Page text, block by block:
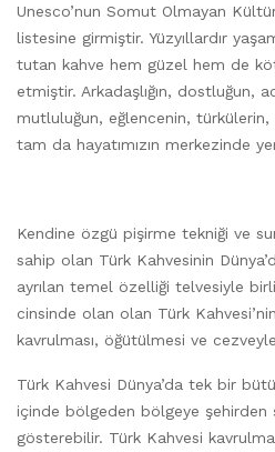
Unesco’nun Somut Olmayan
listesine girmiştir. Yüzyıllardır
tutan kahve hem güzel hem de
etmiştir. Arkadaşlığın, dostluğun,
mutluluğun, eğlencenin,
tam da hayatımızın merkezinde
Kendine özgü pişirme tekniği ve
sahip olan Türk Kahvesinin
ayrılan temel özelliği telvesiyle
cinsinde olan olan Türk
kavrulması, öğütülmesi ve
Türk Kahvesi Dünya’da tek bir
içinde bölgeden bölgeye şehirden
gösterebilir. Türk Kahvesi